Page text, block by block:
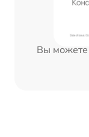
Вы можете